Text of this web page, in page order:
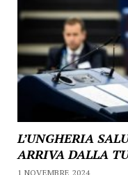
L’UNGHERIA
ARRIVA DALLA
1 NOVEMBRE 2024